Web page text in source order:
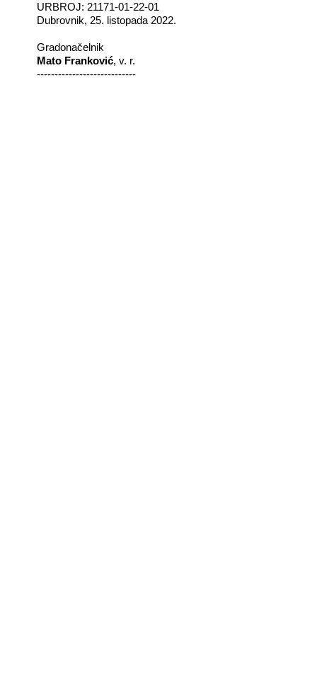
URBROJ: 21171-01-22-01
Dubrovnik, 25. listopada 2022.
Gradonačelnik
Mato Franković, v. r.
----------------------------